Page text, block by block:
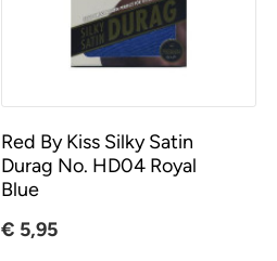
Red By Kiss Silky Satin
Durag No. HD04 Royal
Blue
€ 5,95